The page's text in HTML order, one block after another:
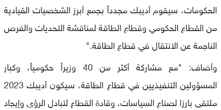
الحكومات، سيقوم أديبك مجدداً بجمع أبرز الشخصيات القيادية
من القطاع الحكومي وقطاع الطاقة لمناقشة التحديات والفرص
الناجمة عن الانتقال في قطاع الطاقة."
وأضاف: "مع مشاركة أكثر من 40 وزيراً حكومياً، وكبار
المسؤولين التنفيذيين في قطاع الطاقة، سيكون أديبك 2023
ملتقى بارزا لصناع السياسات، وقادة القطاع لتبادل الرؤى وإيجاد